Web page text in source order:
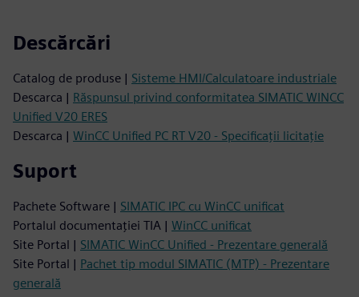
Descărcări
Catalog de produse | Sisteme HMI/Calculatoare industriale
Descarca | Răspunsul privind conformitatea SIMATIC WINCC
Unified V20 ERES
Descarca | WinCC Unified PC RT V20 - Specificații licitație
Suport
Pachete Software | SIMATIC IPC cu WinCC unificat
Portalul documentației TIA | WinCC unificat
Site Portal | SIMATIC WinCC Unified - Prezentare generală
Site Portal | Pachet tip modul SIMATIC (MTP) - Prezentare
generală